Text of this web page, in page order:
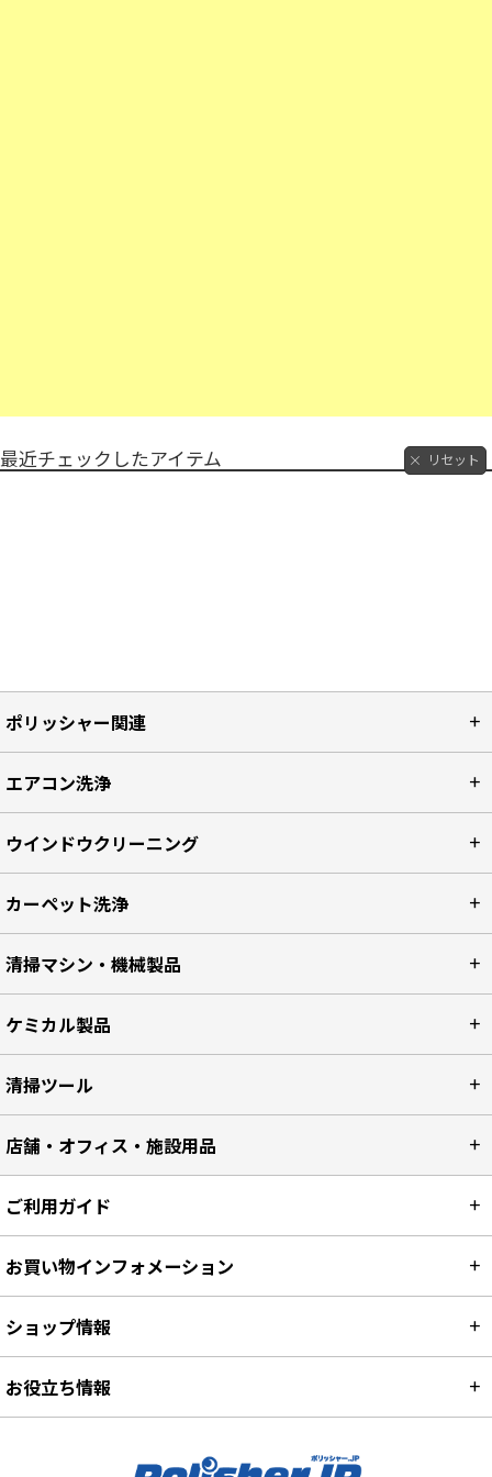
最近チェックしたアイテム リセット
ポリッシャー関連
エアコン洗浄
ウインドウクリーニング
カーペット洗浄
清掃マシン・機械製品
ケミカル製品
清掃ツール
店舗・オフィス・施設用品
ご利用ガイド
お買い物インフォメーション
ショップ情報
お役立ち情報